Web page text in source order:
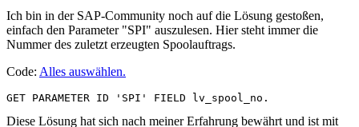
Ich bin in der SAP-Community noch auf die Lösung gestoßen,
einfach den Parameter "SPI" auszulesen. Hier steht immer die
Nummer des zuletzt erzeugten Spoolauftrags.
Code: Alles auswählen.
Diese Lösung hat sich nach meiner Erfahrung bewährt und ist mit